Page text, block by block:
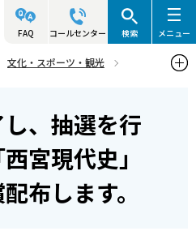
FAQ コールセンター 検索 メニュー
文化・スポーツ・観光
】「西宮現代史」を抽選で無償配
し、抽選を行
宮現代史」
布します。